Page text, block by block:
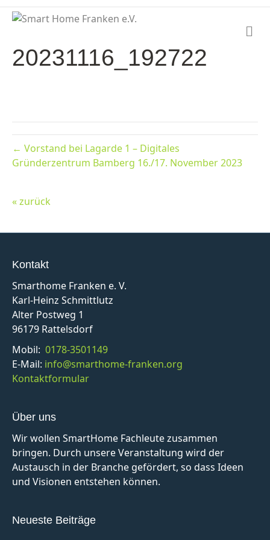
o
n
20231116_192722
← Vorstand bei Lagarde 1 – Digitales
Gründerzentrum Bamberg 16./17. November 2023
« zurück
Kontakt
Smarthome Franken e. V.
Karl-Heinz Schmittlutz
Alter Postweg 1
96179 Rattelsdorf
Mobil: 0178-3501149
E-Mail: info@smarthome-franken.org
Kontaktformular
Über uns
Wir wollen SmartHome Fachleute zusammen
bringen. Durch unsere Veranstaltung wird der
Austausch in der Branche gefördert, so dass Ideen
und Visionen entstehen können.
Neueste Beiträge